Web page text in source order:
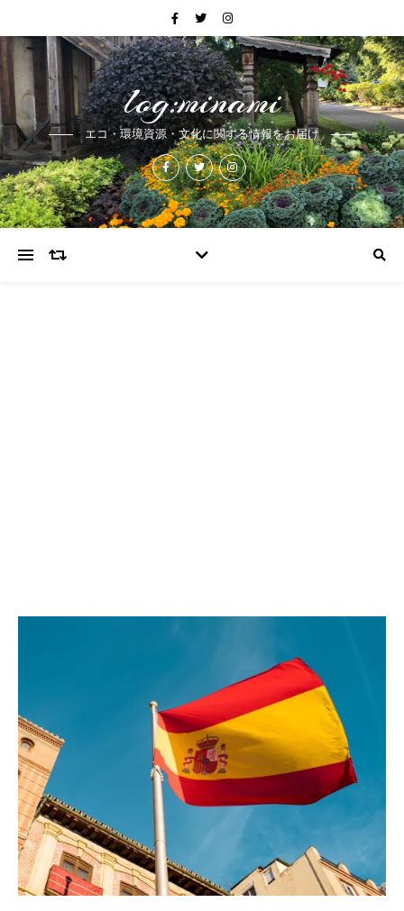
log:minami
エコ・環境資源・文化に関する情報をお届け